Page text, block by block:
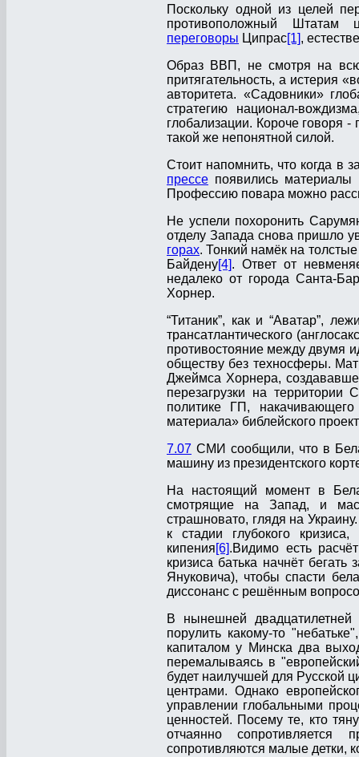
Поскольку одной из целей
противоположный
переговоры Ципрас[1],
Образ ВВП, не смотря на всю
притягательность, а истерия
авторитета. «Садовники»
стратегию национал-
глобализации. Короче говоря
такой же непонятной силой.
Стоит напомнить, что когда в
прессе появились
Профессию повара можно
Не успели похоронить
отделу Запада снова пришло
горах. Тонкий намёк на
Байдену[4]. Ответ от
недалеко от города Санта-
Хорнер.
“Титаник”, как и “Аватар”,
трансатлантического
противостояние между двумя
обществу без техносферы.
Джеймса Хорнера,
перезагрузки на территории
политике ГП,
материала» библейского
7.07 СМИ сообщили, что в
машину из президентского
На настоящий момент в
смотрящие на Запад, и
страшновато, глядя на
к стадии глубокого
кипения[6].Видимо есть
кризиса батька начнёт
Януковича), чтобы спасти
диссонанс с решённым
В нынешней
порулить какому-то
капиталом у Минска два
перемалываясь в
будет наилучшей для Русской
центрами. Однако
управлении глобальными
ценностей. Посему те, кто
отчаянно сопротивляется
сопротивляются малые детки,